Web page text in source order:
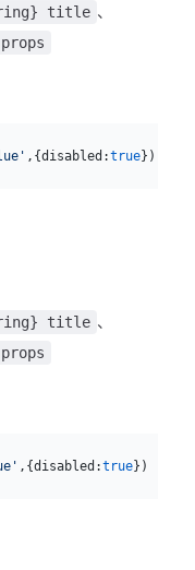
title 、
,{disabled:true})
title 、
,{disabled:true})